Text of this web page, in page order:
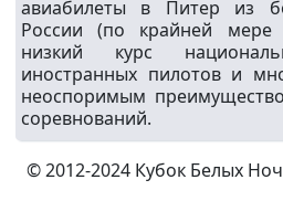
авиабилеты в Питер из
России (по крайней мере
низкий курс
иностранных пилотов и
неоспоримым
соревнований.
© 2012-2024 Кубок Белых